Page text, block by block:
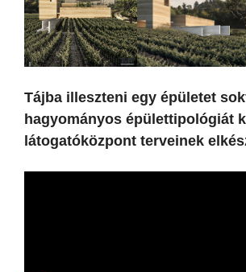
Tájba illeszteni egy épületet
hagyományos épülettipológiát
látogatóközpont terveinek